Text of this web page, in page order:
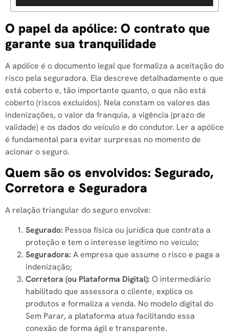
O papel da apólice: O contrato que
garante sua tranquilidade
A apólice é o documento legal que formaliza a aceitação do
risco pela seguradora. Ela descreve detalhadamente o que
está coberto e, tão importante quanto, o que não está
coberto (riscos excluídos). Nela constam os valores das
indenizações, o valor da franquia, a vigência (prazo de
validade) e os dados do veículo e do condutor. Ler a apólice
é fundamental para evitar surpresas no momento de
acionar o seguro.
Quem são os envolvidos: Segurado,
Corretora e Seguradora
A relação triangular do seguro envolve:
Segurado: Pessoa física ou jurídica que contrata a
proteção e tem o interesse legítimo no veículo;
Seguradora: A empresa que assume o risco e paga a
indenização;
Corretora (ou Plataforma Digital): O intermediário
habilitado que assessora o cliente, explica os
produtos e formaliza a venda. No modelo digital do
Sem Parar, a plataforma atua facilitando essa
conexão de forma ágil e transparente.